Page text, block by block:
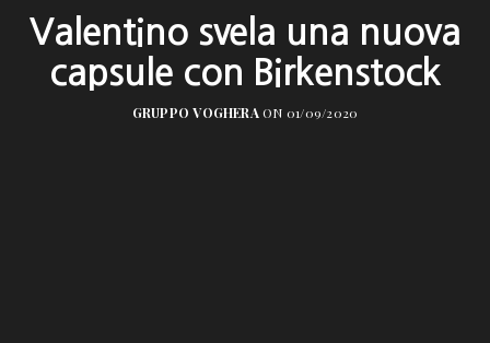
Valentino svela una nuova
capsule con Birkenstock
GRUPPO VOGHERAON 01/09/2020